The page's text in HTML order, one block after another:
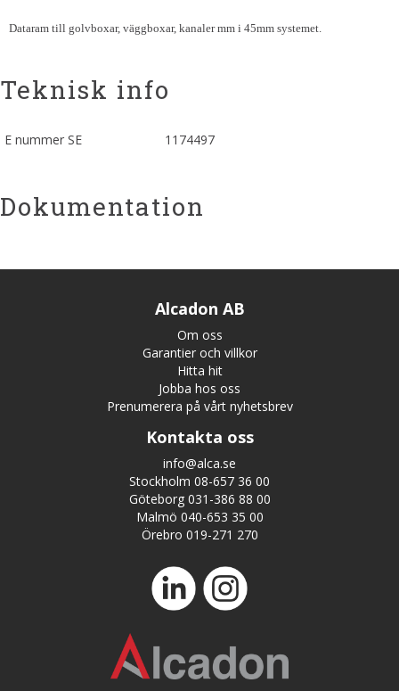
Dataram till golvboxar, väggboxar, kanaler mm i 45mm systemet.
Teknisk info
E nummer SE 1174497
Dokumentation
Alcadon AB
Om oss
Garantier och villkor
Hitta hit
Jobba hos oss
Prenumerera på vårt nyhetsbrev
Kontakta oss
info@alca.se
Stockholm 08-657 36 00
Göteborg 031-386 88 00
Malmö 040-653 35 00
Örebro 019-271 270